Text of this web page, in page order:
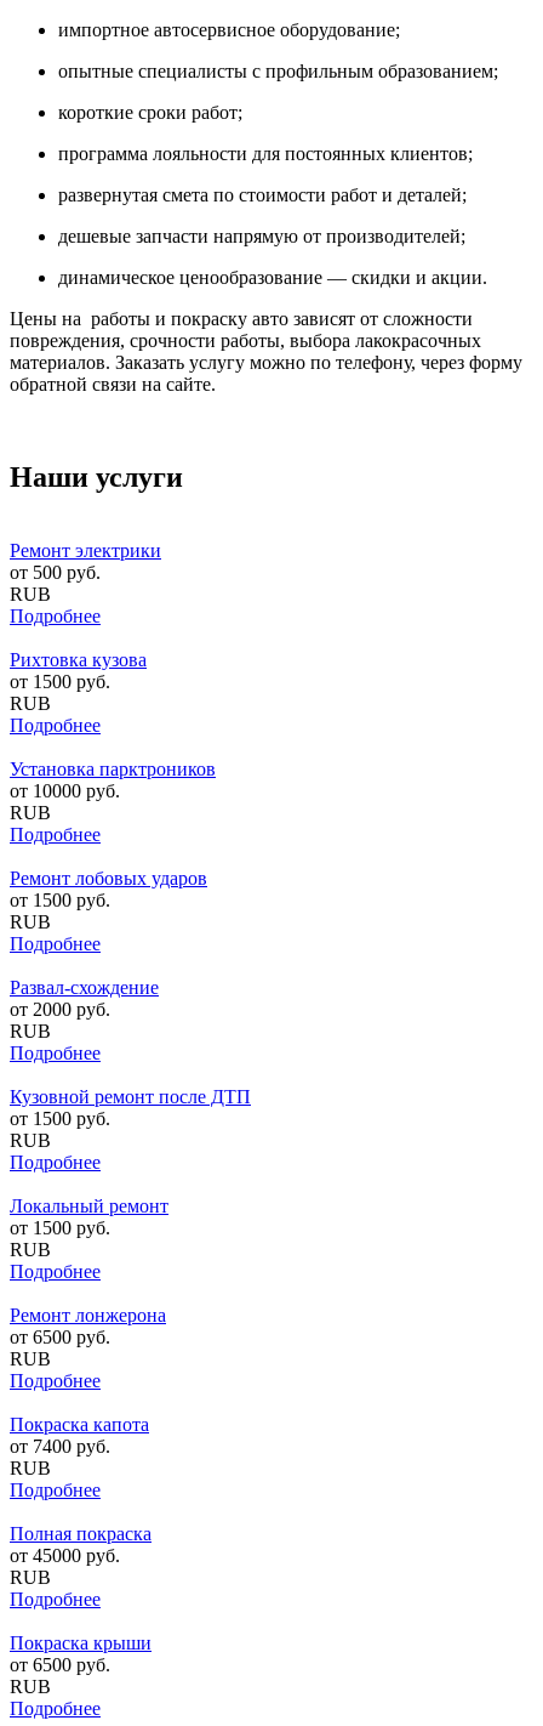
импортное автосервисное оборудование;
опытные специалисты с профильным образованием;
короткие сроки работ;
программа лояльности для постоянных клиентов;
развернутая смета по стоимости работ и деталей;
дешевые запчасти напрямую от производителей;
динамическое ценообразование — скидки и акции.
Цены на работы и покраску авто зависят от сложности
повреждения, срочности работы, выбора лакокрасочных
материалов. Заказать услугу можно по телефону, через форму
обратной связи на сайте.
Наши услуги
Ремонт электрики
от 500 руб.
RUB
Подробнее
Рихтовка кузова
от 1500 руб.
RUB
Подробнее
Установка парктроников
от 10000 руб.
RUB
Подробнее
Ремонт лобовых ударов
от 1500 руб.
RUB
Подробнее
Развал-схождение
от 2000 руб.
RUB
Подробнее
Кузовной ремонт после ДТП
от 1500 руб.
RUB
Подробнее
Локальный ремонт
от 1500 руб.
RUB
Подробнее
Ремонт лонжерона
от 6500 руб.
RUB
Подробнее
Покраска капота
от 7400 руб.
RUB
Подробнее
Полная покраска
от 45000 руб.
RUB
Подробнее
Покраска крыши
от 6500 руб.
RUB
Подробнее